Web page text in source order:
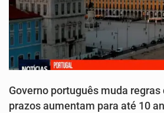
Governo português muda
prazos aumentam para até 10